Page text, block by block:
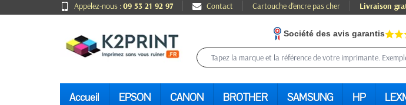
Appelez-nous :09 53 21 92 97 Contact Cartouche d'encre pas cher Livraison
Société des avis garantis
Accueil EPSON CANON BROTHER SAMSUNG HP